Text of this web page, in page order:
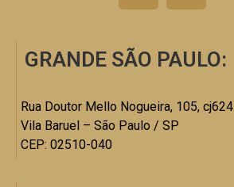
GRANDE SÃO PAULO:
Rua Doutor Mello Nogueira, 105, cj624
Vila Baruel – São Paulo / SP
CEP: 02510-040